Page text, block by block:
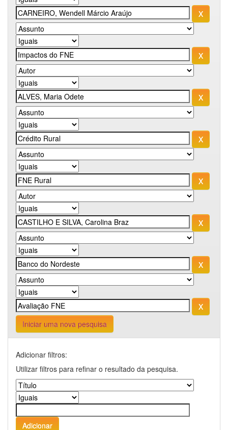
Iniciar uma nova pesquisa
Adicionar filtros:
Utilizar filtros para refinar o resultado da pesquisa.